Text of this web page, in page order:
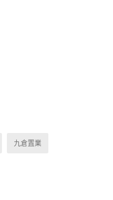
九倉置業